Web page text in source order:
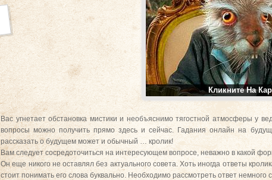
Кликните На
Вас угнетает обстановка мистики и необъяснимо тягостной атмосферы у
вопросы можно получить прямо здесь и сейчас. Гадания онлайн на
рассказать о будущем может и обычный … кролик!
Вам следует сосредоточиться на интересующем вопросе, неважно в какой
Он еще никого не оставлял без актуального совета. Хоть иногда ответы
стоит понимать его слова буквально. Необходимо рассмотреть ответ